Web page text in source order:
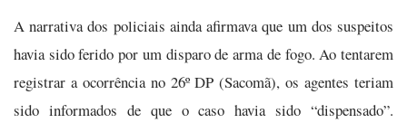
A narrativa dos policiais ainda afirmava que um dos suspeitos
havia sido ferido por um disparo de arma de fogo. Ao tentarem
registrar a ocorrência no 26º DP (Sacomã), os agentes teriam
sido informados de que o caso havia sido “dispensado”.